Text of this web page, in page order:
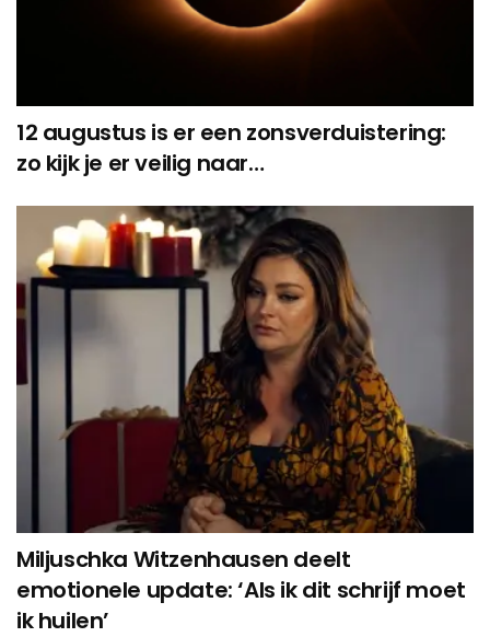
12 augustus is er een zonsverduistering:
zo kijk je er veilig naar…
Miljuschka Witzenhausen deelt
emotionele update: ‘Als ik dit schrijf moet
ik huilen’